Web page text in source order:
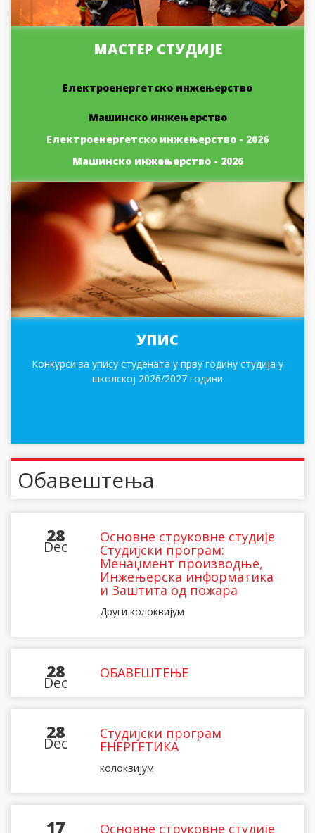
МАСТЕР СТУДИЈЕ
Електроенергетско инжењерство
Машинско инжењерство
Електроенергетско инжењерство - 2026
Машинско инжењерство - 2026
УПИС
Конкурси за упису студената у прву годину студија у
школској 2026/2027 години
Обавештења
28
Dec
Основне струковне студије
Студијски програм:
Менаџмент производње,
Инжењерска информатика
и Заштита од пожара
Други колоквијум
28
Dec
ОБАВЕШТЕЊЕ
28
Dec
Студијски програм
ЕНЕРГЕТИКА
колоквијум
17 Основне струковне студије